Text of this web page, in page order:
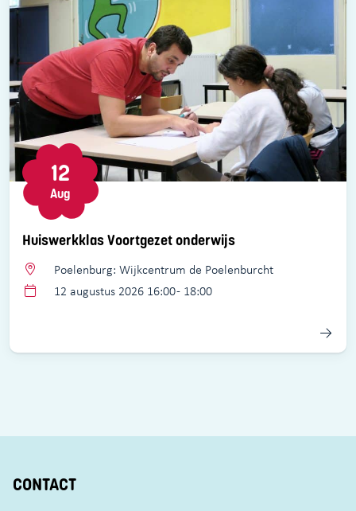
Huiswerkklas Voortgezet onderwijs
12
Aug
Poelenburg: Wijkcentrum de Poelenburcht
12 augustus 2026 16:00 - 18:00
CONTACT